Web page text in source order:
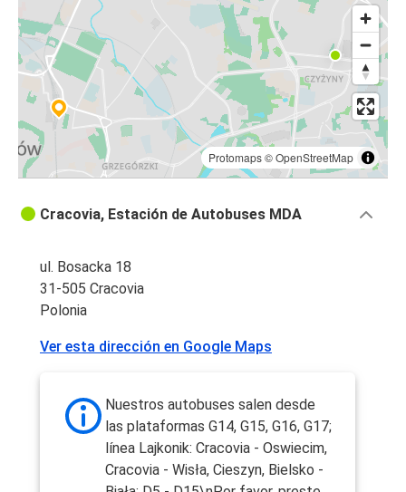
Protomaps©OpenStreetMap
Cracovia, Estación de Autobuses MDA
ul. Bosacka 18
31-505 Cracovia
Polonia
Ver esta dirección en Google Maps
Nuestros autobuses salen desde
las plataformas G14, G15, G16, G17;
línea Lajkonik: Cracovia - Oswiecim,
Cracovia - Wisła, Cieszyn, Bielsko -